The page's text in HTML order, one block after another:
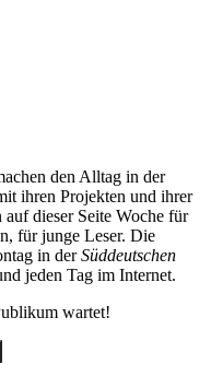
den Alltag in der
ihren Projekten und ihrer
dieser Seite Woche für
für junge Leser. Die
in derSüddeutschen
jeden Tag im Internet.
wartet!